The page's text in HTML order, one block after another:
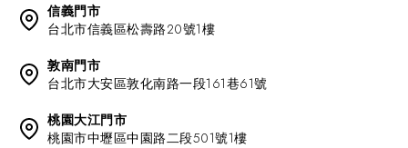
信義門市
台北市信義區松壽路20號1樓
敦南門市
台北市大安區敦化南路一段161巷61號
桃園大江門市
桃園市中壢區中園路二段501號1樓